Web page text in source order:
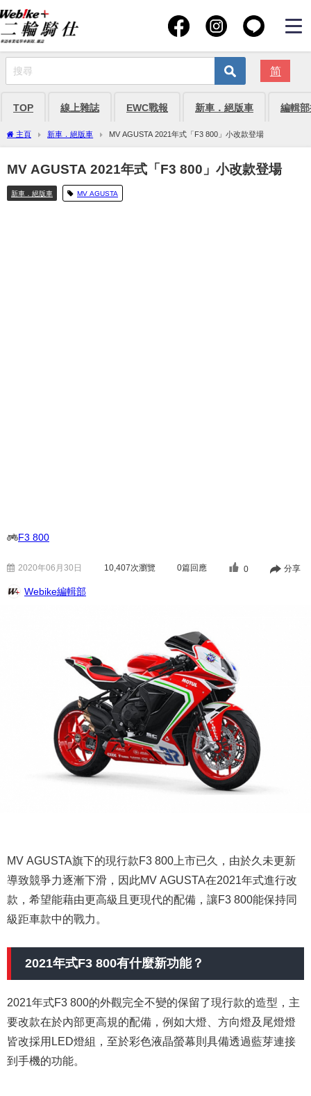
简
TOP 線上雜誌 EWC戰報 新車．絕版車 編輯
主頁 新車．絕版車 MV AGUSTA 2021年式「F3 800」小改款登場
MV AGUSTA 2021年式「F3 800」小改款登場
新車．絕版車 MV AGUSTA
F3 800
2020年06月30日 10,407次瀏覽 0篇回應 0 分享
Webike編輯部
MV AGUSTA旗下的現行款F3 800上市已久，由於久未更新
導致競爭力逐漸下滑，因此MV AGUSTA在2021年式進行改
款，希望能藉由更高級且更現代的配備，讓F3 800能保持同
級距車款中的戰力。
2021年式F3 800有什麼新功能？
2021年式F3 800的外觀完全不變的保留了現行款的造型，主
要改款在於內部更高規的配備，例如大燈、方向燈及尾燈燈
皆改採用LED燈組，至於彩色液晶螢幕則具備透過藍芽連接
到手機的功能。